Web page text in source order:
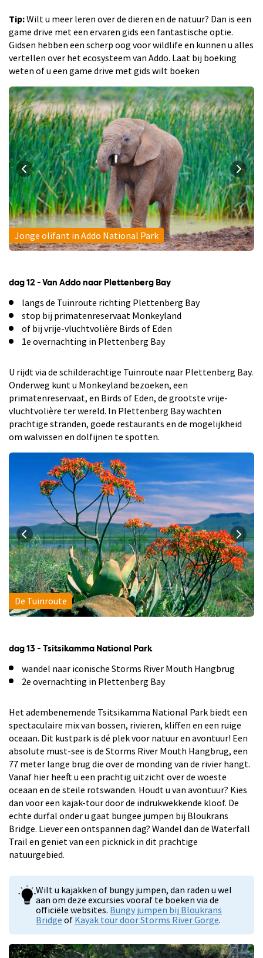
Tip:Wilt u meer leren over de dieren en de natuur? Dan is een
game drive met een ervaren gids een fantastische optie.
Gidsen hebben een scherp oog voor wildlife en kunnen u alles
vertellen over het ecosysteem van Addo. Laat bij boeking
weten of u een game drive met gids wilt boeken
Jonge olifant in Addo National Park
dag 12 - Van Addo naar Plettenberg Bay
langs de Tuinroute richting Plettenberg Bay
stop bij primatenreservaat Monkeyland
of bij vrije-vluchtvolière Birds of Eden
1e overnachting in Plettenberg Bay
U rijdt via de schilderachtige Tuinroute naar Plettenberg Bay.
Onderweg kunt u Monkeyland bezoeken, een
primatenreservaat, en Birds of Eden, de grootste vrije-
vluchtvolière ter wereld. In Plettenberg Bay wachten
prachtige stranden, goede restaurants en de mogelijkheid
om walvissen en dolfijnen te spotten.
De Tuinroute
dag 13 - Tsitsikamma National Park
wandel naar iconische Storms River Mouth Hangbrug
2e overnachting in Plettenberg Bay
Het adembenemende Tsitsikamma National Park biedt een
spectaculaire mix van bossen, rivieren, kliffen en een ruige
oceaan. Dit kustpark is dé plek voor natuur en avontuur! Een
absolute must-see is de Storms River Mouth Hangbrug, een
77 meter lange brug die over de monding van de rivier hangt.
Vanaf hier heeft u een prachtig uitzicht over de woeste
oceaan en de steile rotswanden. Houdt u van avontuur? Kies
dan voor een kajak-tour door de indrukwekkende kloof. De
echte durfal onder u gaat bungee jumpen bij Bloukrans
Bridge. Liever een ontspannen dag? Wandel dan de Waterfall
Trail en geniet van een picknick in dit prachtige
natuurgebied.
Wilt u kajakken of bungy jumpen, dan raden u wel
aan om deze excursies vooraf te boeken via de
officiële websites. Bungy jumpen bij Bloukrans
Bridge of Kayak tour door Storms River Gorge.